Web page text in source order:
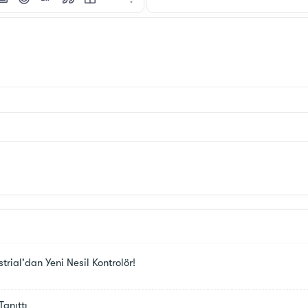
ekleekle
İfadelerGIF ekle
Alıntı Tablo ekleYatay çizgi ekle
Daha fazla seçenek…
Yeni Nesil Kontrolör!